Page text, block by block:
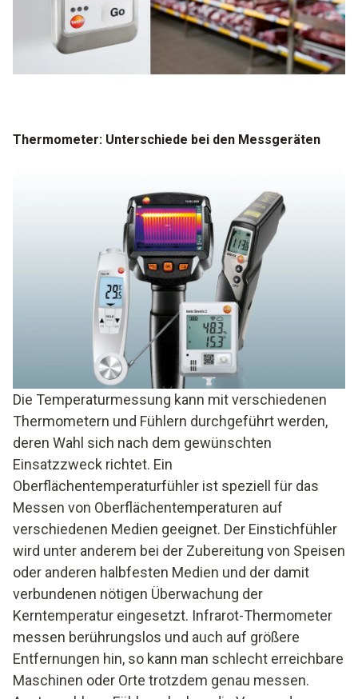
Thermometer: Unterschiede bei den Messgeräten
Die Temperaturmessung kann mit verschiedenen
Thermometern und Fühlern durchgeführt werden,
deren Wahl sich nach dem gewünschten
Einsatzzweck richtet. Ein
Oberflächentemperaturfühler ist speziell für das
Messen von Oberflächentemperaturen auf
verschiedenen Medien geeignet. Der Einstichfühler
wird unter anderem bei der Zubereitung von Speisen
oder anderen halbfesten Medien und der damit
verbundenen nötigen Überwachung der
Kerntemperatur eingesetzt. Infrarot-Thermometer
messen berührungslos und auch auf größere
Entfernungen hin, so kann man schlecht erreichbare
Maschinen oder Orte trotzdem genau messen.